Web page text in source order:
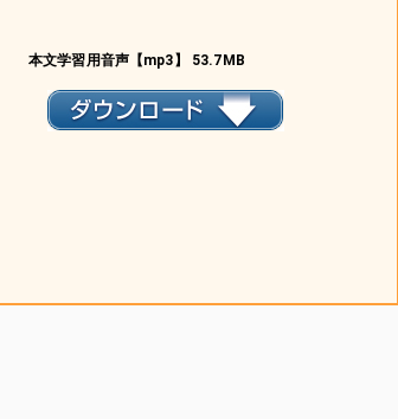
本文学習用音声【mp3】 53.7MB